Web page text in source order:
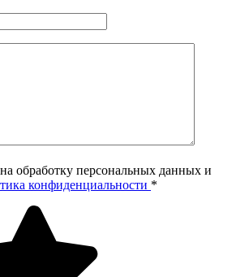
обработку персональных данных и
конфиденциальности *